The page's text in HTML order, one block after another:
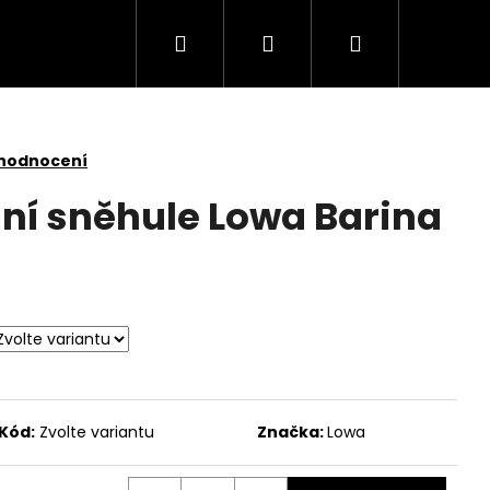
Hledat PřihlášeníNákupní
sněhule Lowa Barina
Kód: Zvolte variantu Značka:Lowa
4111451